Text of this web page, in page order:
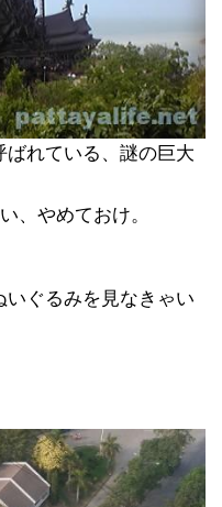
ばれている、謎の巨大
、やめておけ。
ぐるみを見なきゃい